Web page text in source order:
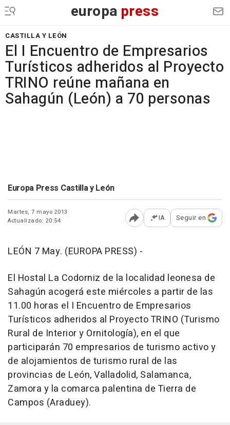
europa press
CASTILLA Y LEÓN
El I Encuentro de Empresarios
Turísticos adheridos al Proyecto
TRINO reúne mañana en
Sahagún (León) a 70 personas
Europa Press Castilla y León
Martes, 7 mayo 2013
Actualizado: 20:54
Abrir opciones para
IA Seguir en
LEÓN 7 May. (EUROPA PRESS) -
El Hostal La Codorniz de la localidad leonesa de
Sahagún acogerá este miércoles a partir de las
11.00 horas el I Encuentro de Empresarios
Turísticos adheridos al Proyecto TRINO (Turismo
Rural de Interior y Ornitología), en el que
participarán 70 empresarios de turismo activo y
de alojamientos de turismo rural de las
provincias de León, Valladolid, Salamanca,
Zamora y la comarca palentina de Tierra de
Campos (Araduey).